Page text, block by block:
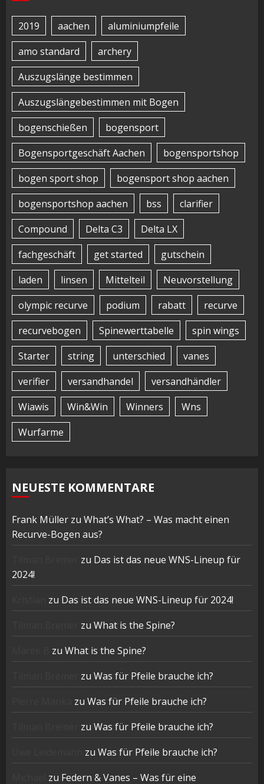
2019 aachen
aluminiumpfeile
amo standard
archery
Auszugslänge bestimmen
Auszugslängebestimmen mit Bogen
bogenschießen
bogensport
Bogensportgeschäft Aachen
bogensportshop
bogen sport shop
bogensport shop aachen
bogensportshop aachen
bss
clarifier
Compound
Delta C3
Delta LX
fachgeschäft
get started
gutschein
laden
linsen Mittelteil
Neuvorstellung
olympic recurve
podium rabatt
recurve
recurvebogen
Spinewerttabelle
spin wings
Starter
string unterschied
vanes
verifier
versandhandel
versandhändler
Wiawis
Win&Win Winners
Wns
Wurfarme
NEUESTE KOMMENTARE
Frank Müller zu What’s What? – Was macht einen
Recurve-Bogen aus?
zu Das ist das neue WNS-Lineup für
2024!
zu Das ist das neue WNS-Lineup für 2024!
zu What is the Spine?
zu What is the Spine?
zu Was für Pfeile brauche ich?
zu Was für Pfeile brauche ich?
zu Was für Pfeile brauche ich?
zu Was für Pfeile brauche ich?
zu Federn & Vanes – Was für eine